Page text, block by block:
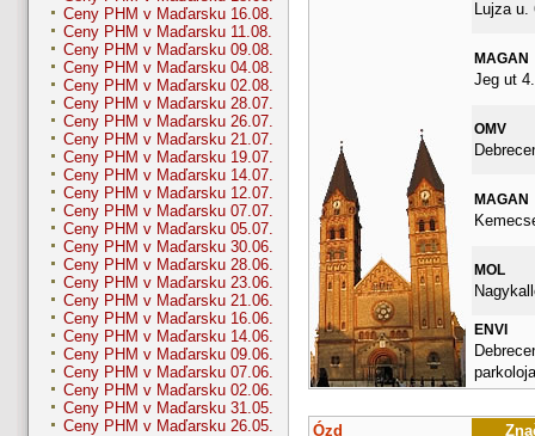
Ceny PHM v Maďarsku 16.08.
Ceny PHM v Maďarsku 11.08.
Ceny PHM v Maďarsku 09.08.
Ceny PHM v Maďarsku 04.08.
Ceny PHM v Maďarsku 02.08.
Ceny PHM v Maďarsku 28.07.
Ceny PHM v Maďarsku 26.07.
Ceny PHM v Maďarsku 21.07.
Ceny PHM v Maďarsku 19.07.
Ceny PHM v Maďarsku 14.07.
Ceny PHM v Maďarsku 12.07.
Ceny PHM v Maďarsku 07.07.
Ceny PHM v Maďarsku 05.07.
Ceny PHM v Maďarsku 30.06.
Ceny PHM v Maďarsku 28.06.
Ceny PHM v Maďarsku 23.06.
Ceny PHM v Maďarsku 21.06.
Ceny PHM v Maďarsku 16.06.
Ceny PHM v Maďarsku 14.06.
Ceny PHM v Maďarsku 09.06.
Ceny PHM v Maďarsku 07.06.
Ceny PHM v Maďarsku 02.06.
Ceny PHM v Maďarsku 31.05.
Ceny PHM v Maďarsku 26.05.
Lujza u.
MAGAN
Jeg ut 4.
OMV
MAGAN
MOL
ENVI
Ózd